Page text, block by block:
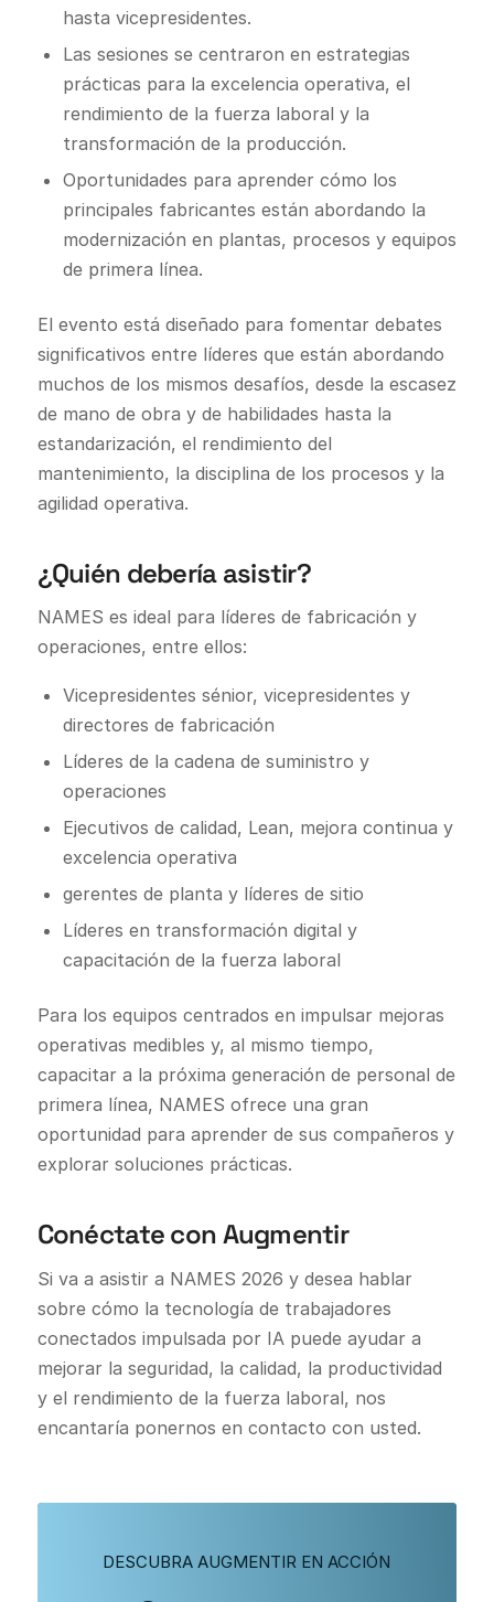
hasta vicepresidentes.
Las sesiones se centraron en estrategias
prácticas para la excelencia operativa, el
rendimiento de la fuerza laboral y la
transformación de la producción.
Oportunidades para aprender cómo los
principales fabricantes están abordando la
modernización en plantas, procesos y equipos
de primera línea.
El evento está diseñado para fomentar debates
significativos entre líderes que están abordando
muchos de los mismos desafíos, desde la escasez
de mano de obra y de habilidades hasta la
estandarización, el rendimiento del
mantenimiento, la disciplina de los procesos y la
agilidad operativa.
¿Quién debería asistir?
NAMES es ideal para líderes de fabricación y
operaciones, entre ellos:
Vicepresidentes sénior, vicepresidentes y
directores de fabricación
Líderes de la cadena de suministro y
operaciones
Ejecutivos de calidad, Lean, mejora continua y
excelencia operativa
gerentes de planta y líderes de sitio
Líderes en transformación digital y
capacitación de la fuerza laboral
Para los equipos centrados en impulsar mejoras
operativas medibles y, al mismo tiempo,
capacitar a la próxima generación de personal de
primera línea, NAMES ofrece una gran
oportunidad para aprender de sus compañeros y
explorar soluciones prácticas.
Conéctate con Augmentir
Si va a asistir a NAMES 2026 y desea hablar
sobre cómo la tecnología de trabajadores
conectados impulsada por IA puede ayudar a
mejorar la seguridad, la calidad, la productividad
y el rendimiento de la fuerza laboral, nos
encantaría ponernos en contacto con usted.
DESCUBRA AUGMENTIR EN ACCIÓN